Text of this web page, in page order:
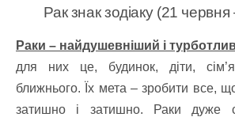
Рак знак зодіаку (21
Раки – найдушевніший і
для них це, будинок, діти,
ближнього. Їх мета – зробити все,
затишно і затишно. Раки дуже